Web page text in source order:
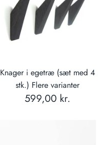
Knager i egetræ (sæt med 4
stk.) Flere varianter
599,00 kr.